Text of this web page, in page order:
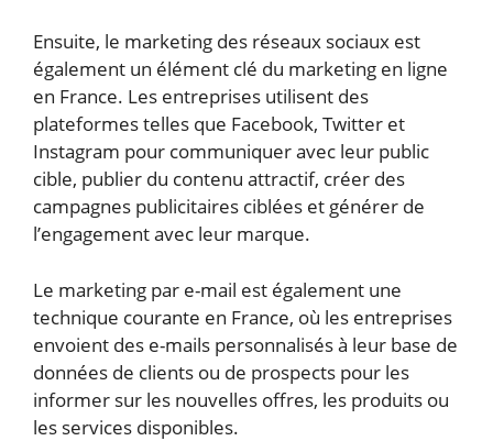
Ensuite, le marketing des réseaux sociaux est
également un élément clé du marketing en ligne
en France. Les entreprises utilisent des
plateformes telles que Facebook, Twitter et
Instagram pour communiquer avec leur public
cible, publier du contenu attractif, créer des
campagnes publicitaires ciblées et générer de
l’engagement avec leur marque.
Le marketing par e-mail est également une
technique courante en France, où les entreprises
envoient des e-mails personnalisés à leur base de
données de clients ou de prospects pour les
informer sur les nouvelles offres, les produits ou
les services disponibles.